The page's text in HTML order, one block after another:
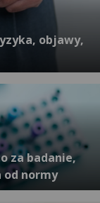
objawy,
za badanie,
od normy